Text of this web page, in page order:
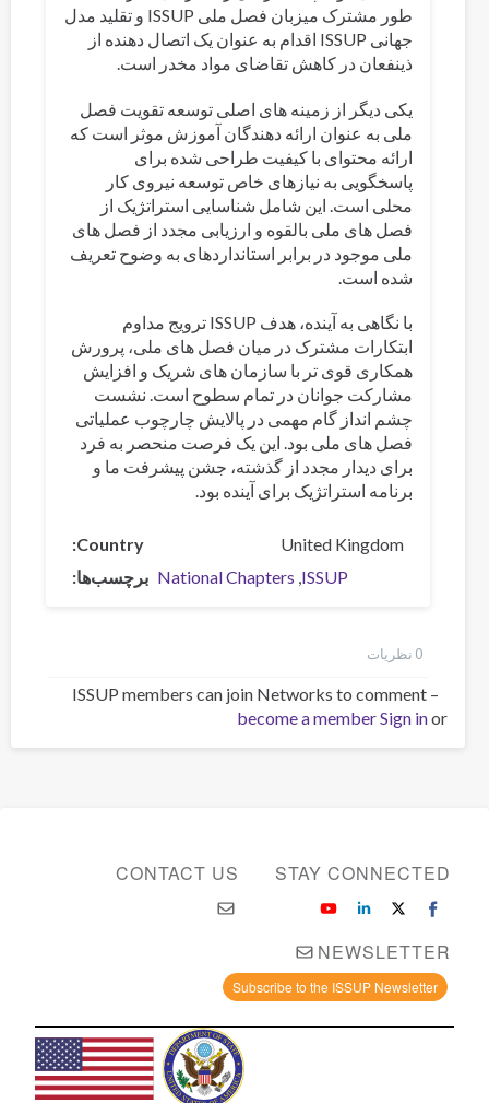
طور مشترک میزبان فصل ملی ISSUP و تقلید مدل
جهانی ISSUP اقدام به عنوان یک اتصال دهنده از
ذینفعان در کاهش تقاضای مواد مخدر است.
یکی دیگر از زمینه های اصلی توسعه تقویت فصل
ملی به عنوان ارائه دهندگان آموزش موثر است که
ارائه محتوای با کیفیت طراحی شده برای
پاسخگویی به نیازهای خاص توسعه نیروی کار
محلی است. این شامل شناسایی استراتژیک از
فصل های ملی بالقوه و ارزیابی مجدد از فصل های
ملی موجود در برابر استانداردهای به وضوح تعریف
شده است.
با نگاهی به آینده، هدف ISSUP ترویج مداوم
ابتکارات مشترک در میان فصل های ملی، پرورش
همکاری قوی تر با سازمان های شریک و افزایش
مشارکت جوانان در تمام سطوح است. نشست
چشم انداز گام مهمی در پالایش چارچوب عملیاتی
فصل های ملی بود. این یک فرصت منحصر به فرد
برای دیدار مجدد از گذشته، جشن پیشرفت ما و
برنامه استراتژیک برای آینده بود.
Country
United Kingdom
برچسب‌ها
ISSUP
National Chapters
0 نظر‌یات
ISSUP members can join Networks to comment –
Sign inor
become a member
CONTACT US STAY CONNECTED
NEWSLETTER
Subscribe to the ISSUP Newsletter